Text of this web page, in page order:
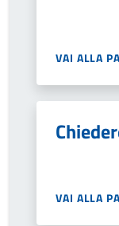
VAI ALLA
VAI ALLA